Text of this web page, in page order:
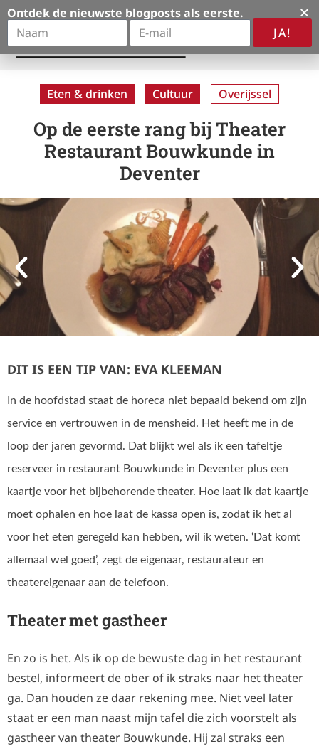
Eten & drinken Cultuur Overijssel
Op de eerste rang bij Theater
Restaurant Bouwkunde in
Deventer
DIT IS EEN TIP VAN: EVA KLEEMAN
In de hoofdstad staat de horeca niet bepaald bekend om zijn
service en vertrouwen in de mensheid. Het heeft me in de
loop der jaren gevormd. Dat blijkt wel als ik een tafeltje
reserveer in restaurant Bouwkunde in Deventer plus een
kaartje voor het bijbehorende theater. Hoe laat ik dat kaartje
moet ophalen en hoe laat de kassa open is, zodat ik het al
voor het eten geregeld kan hebben, wil ik weten. ‘Dat komt
allemaal wel goed’, zegt de eigenaar, restaurateur en
theatereigenaar aan de telefoon.
Theater met gastheer
En zo is het. Als ik op de bewuste dag in het restaurant
bestel, informeert de ober of ik straks naar het theater
ga. Dan houden ze daar rekening mee. Niet veel later
staat er een man naast mijn tafel die zich voorstelt als
gastheer van theater Bouwkunde. Hij zal straks een
Ontdek de nieuwste blogposts als eerste.
JA!
A
l
v